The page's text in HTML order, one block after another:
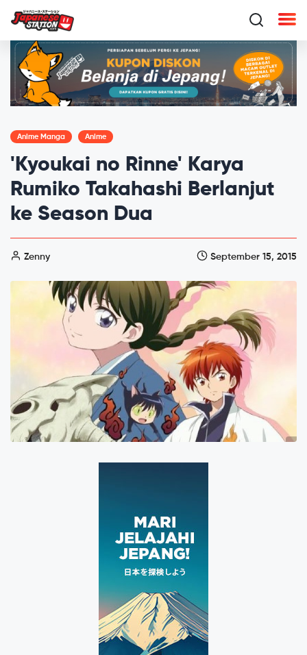
Anime Manga Anime
'Kyoukai no Rinne' Karya
Rumiko Takahashi Berlanjut
ke Season Dua
Zenny September 15, 2015